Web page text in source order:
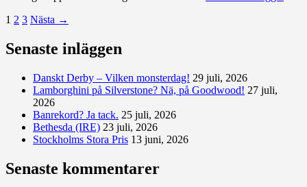
Inläggsnavigering
1 2 3 Nästa →
Senaste inläggen
Danskt Derby – Vilken monsterdag! 29 juli, 2026
Lamborghini på Silverstone? Nä, på Goodwood! 27 juli,
2026
Banrekord? Ja tack. 25 juli, 2026
Bethesda (IRE) 23 juli, 2026
Stockholms Stora Pris 13 juni, 2026
Senaste kommentarer